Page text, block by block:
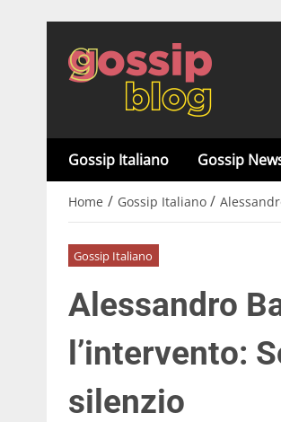
Gossip Italiano Gossip
Home / Gossip Italiano /
Gossip Italiano
Alessandro
l’intervento:
silenzio